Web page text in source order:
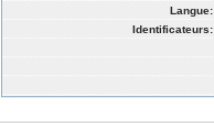
Langue:
Identificateurs: